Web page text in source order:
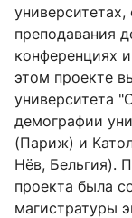
преподавания
конференциях
этом проекте
университета
демографии
(Париж) и
Нёв, Бельгия).
проекта была
магистратуры